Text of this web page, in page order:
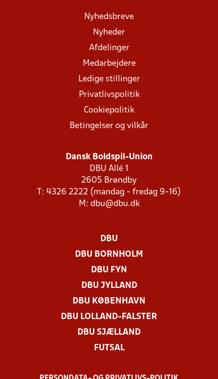
Nyhedsbreve
Nyheder
Afdelinger
Medarbejdere
Ledige stillinger
Privatlivspolitik
Cookiepolitik
Betingelser og vilkår
Dansk Boldspil-Union
DBU Allé 1
2605 Brøndby
T: 4326 2222 (mandag - fredag 9-16)
M: dbu@dbu.dk
DBU
DBU BORNHOLM
DBU FYN
DBU JYLLAND
DBU KØBENHAVN
DBU LOLLAND-FALSTER
DBU SJÆLLAND
FUTSAL